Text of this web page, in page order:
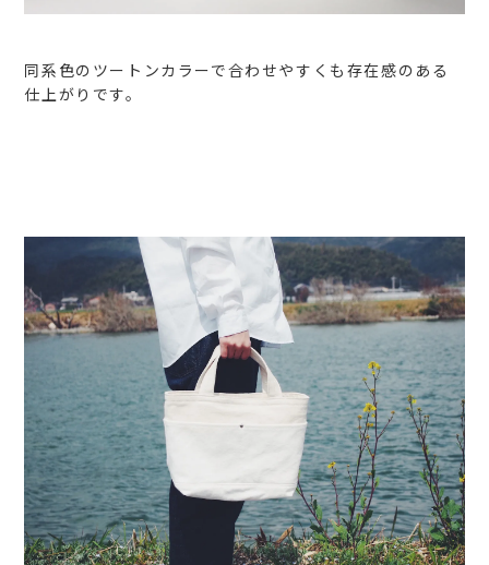
同系色のツートンカラーで合わせやすくも存在感のある
仕上がりです。